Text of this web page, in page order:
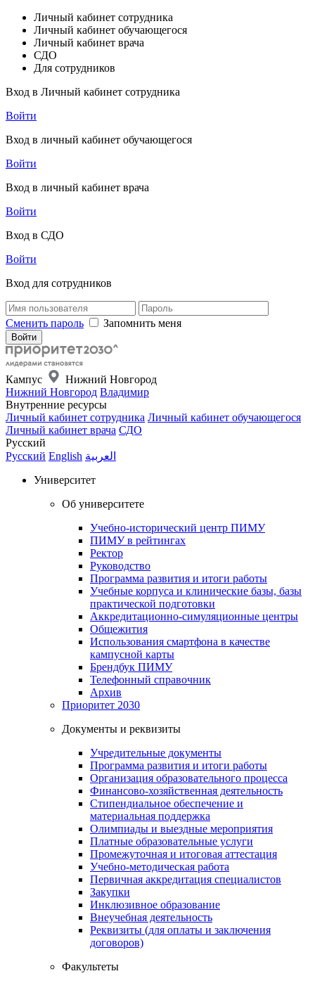
Личный кабинет сотрудника
Личный кабинет обучающегося
Личный кабинет врача
СДО
Для сотрудников
Вход в Личный кабинет сотрудника
Войти
Вход в личный кабинет обучающегося
Войти
Вход в личный кабинет врача
Войти
Вход в СДО
Войти
Вход для сотрудников
Сменить пароль Запомнить меня
Кампус
Нижний Новгород
Нижний Новгород Владимир
Внутренние ресурсы
Личный кабинет сотрудника Личный кабинет обучающегося
Личный кабинет врача СДО
Русский
Русский English العربية
Университет
Об университете
Учебно-исторический центр ПИМУ
ПИМУ в рейтингах
Ректор
Руководство
Программа развития и итоги работы
Учебные корпуса и клинические базы, базы
практической подготовки
Аккредитационно-симуляционные центры
Общежития
Использования смартфона в качестве
кампусной карты
Брендбук ПИМУ
Телефонный справочник
Архив
Приоритет 2030
Документы и реквизиты
Учредительные документы
Программа развития и итоги работы
Организация образовательного процесса
Финансово-хозяйственная деятельность
Стипендиальное обеспечение и
материальная поддержка
Олимпиады и выездные мероприятия
Платные образовательные услуги
Промежуточная и итоговая аттестация
Учебно-методическая работа
Первичная аккредитация специалистов
Закупки
Инклюзивное образование
Внеучебная деятельность
Реквизиты (для оплаты и заключения
договоров)
Факультеты